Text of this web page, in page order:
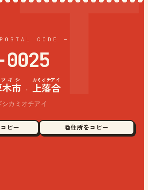
CODE —
木市
ギシ
· 上落合
カミオチアイ
カミオチアイ
ピー ⧉ 住所をコピー